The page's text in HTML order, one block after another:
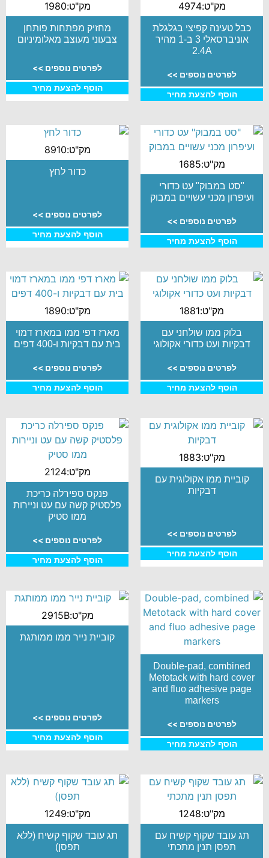
מק"ט:4974
כבל טעינה קפיצי בגלגלת
אוניברסאלי 3 ב-1 מהיר
2.4A
לפרטים נוספים >>
הוסף להצעת מחיר
מק"ט:1980
מחזיק מפתחות פותחן
צבעוני מעוצב מאלומיניום
לפרטים נוספים >>
הוסף להצעת מחיר
מק"ט:1685
"סט במבוק" עט כדורי
ועיפרון מכני עשויים במבוק
לפרטים נוספים >>
הוסף להצעת מחיר
מק"ט:8910
כדור לחץ
לפרטים נוספים >>
הוסף להצעת מחיר
מק"ט:1881
בלוק ממו שולחני עם
דבקיות ועט כדורי אקולוגי
לפרטים נוספים >>
הוסף להצעת מחיר
מק"ט:1890
מארז דפי ממו במארז דמוי
בית עם דבקיות ו-400 דפים
לפרטים נוספים >>
הוסף להצעת מחיר
מק"ט:1883
קוביית ממו אקולוגית עם
דבקיות
לפרטים נוספים >>
הוסף להצעת מחיר
מק"ט:2124
פנקס ספירלה כריכת
פלסטיק קשה עם עט וניירות
ממו סטיק
לפרטים נוספים >>
הוסף להצעת מחיר
Double-pad, combined
Metotack with hard cover
and fluo adhesive page
markers
לפרטים נוספים >>
הוסף להצעת מחיר
מק"ט:2915B
קוביית נייר ממו ממותגת
לפרטים נוספים >>
הוסף להצעת מחיר
מק"ט:1248
תג עובד שקוף קשיח עם
תפסן תנין מתכתי
מק"ט:1249
תג עובד שקוף קשיח (ללא
תפסן)